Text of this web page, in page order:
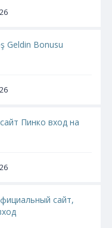
Geldin Bonusu
Пинко вход на
сайт,